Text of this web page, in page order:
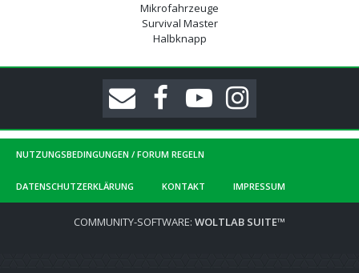
Mikrofahrzeuge
Survival Master
Halbknapp
NUTZUNGSBEDINGUNGEN / FORUM REGELN
DATENSCHUTZERKLÄRUNG KONTAKT IMPRESSUM
COMMUNITY-SOFTWARE: WOLTLAB SUITE™